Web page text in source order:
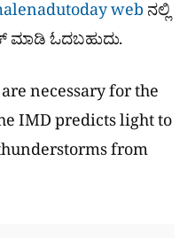
web ನಲ್ಲಿ
ಮಾಡಿ ಓದಬಹುದು.
necessary for the
IMD predicts light to
from